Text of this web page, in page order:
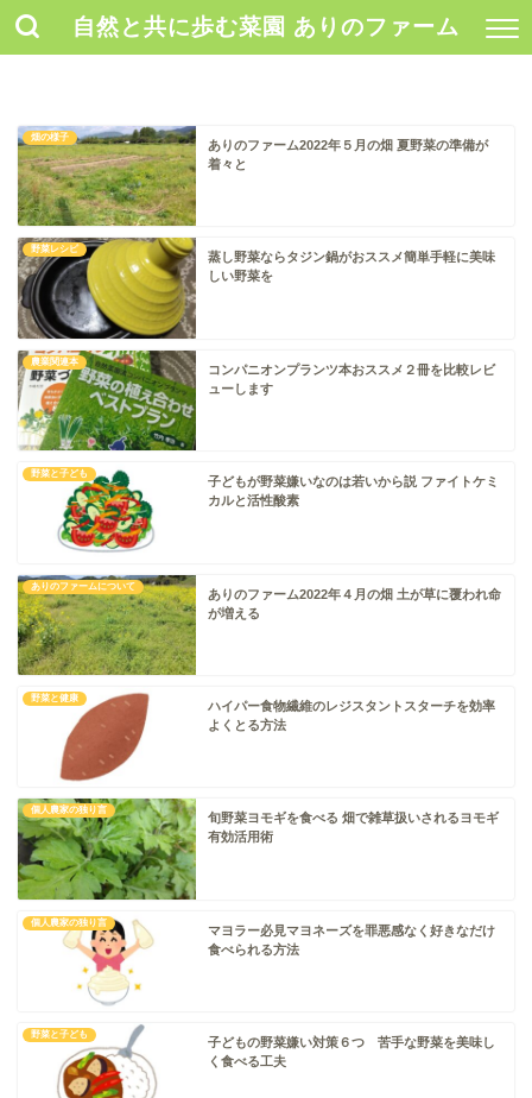
自然と共に歩む菜園 ありのファーム
畑の様子
ありのファーム2022年５月の畑 夏野菜の準備が
着々と
野菜レシピ
蒸し野菜ならタジン鍋がおススメ簡単手軽に美味
しい野菜を
農業関連本
コンパニオンプランツ本おススメ２冊を比較レビ
ューします
野菜と子ども
子どもが野菜嫌いなのは若いから説 ファイトケミ
カルと活性酸素
ありのファームについて
ありのファーム2022年４月の畑 土が草に覆われ命
が増える
野菜と健康
ハイパー食物繊維のレジスタントスターチを効率
よくとる方法
個人農家の独り言
旬野菜ヨモギを食べる 畑で雑草扱いされるヨモギ
有効活用術
個人農家の独り言
マヨラー必見マヨネーズを罪悪感なく好きなだけ
食べられる方法
野菜と子ども
子どもの野菜嫌い対策６つ 苦手な野菜を美味し
く食べる工夫